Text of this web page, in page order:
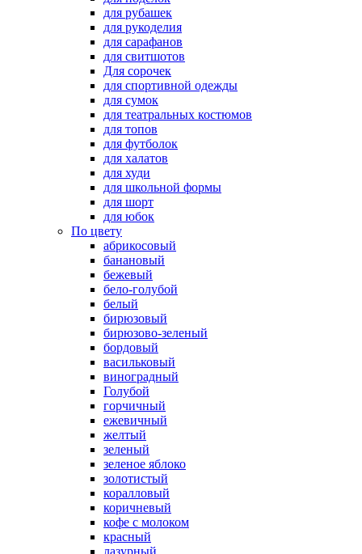
для рубашек
для рукоделия
для сарафанов
для свитшотов
Для сорочек
для спортивной одежды
для сумок
для театральных костюмов
для топов
для футболок
для халатов
для худи
для школьной формы
для шорт
для юбок
По цвету
абрикосовый
банановый
бежевый
бело-голубой
белый
бирюзовый
бирюзово-зеленый
бордовый
васильковый
виноградный
Голубой
горчичный
ежевичный
желтый
зеленый
зеленое яблоко
золотистый
коралловый
коричневый
кофе с молоком
красный
лазурный